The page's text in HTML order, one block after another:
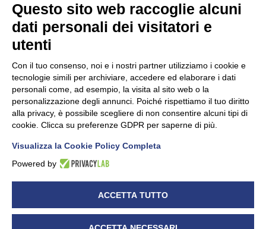
Unidata s.r.lcon unico socio
Largo dell’Artigianato, 1 - 23100 Sondrio
C.F. 00481790145 - N.REA SO-36426
PEC: unidata.sondrio@legalmail.it
Cap. soc. euro 100.000,00 i.v.
UNIDATA - Informativa privacy (per i clienti)
UNIDATA - Whistleblowing
Questo sito web raccoglie alcuni
dati personali dei visitatori e
utenti
Con il tuo consenso, noi e i nostri partner utilizziamo i cookie e
tecnologie simili per archiviare, accedere ed elaborare i dati
personali come, ad esempio, la visita al sito web o la
personalizzazione degli annunci. Poiché rispettiamo il tuo diritto
alla privacy, è possibile scegliere di non consentire alcuni tipi di
cookie. Clicca su preferenze GDPR per saperne di più.
Visualizza la Cookie Policy Completa
Powered by
ACCETTA TUTTO